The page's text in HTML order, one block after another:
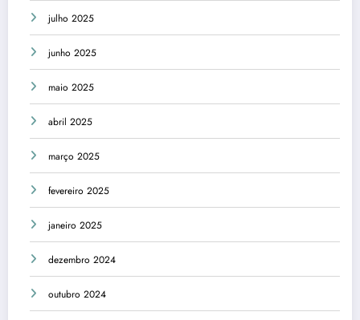
julho 2025
junho 2025
maio 2025
abril 2025
março 2025
fevereiro 2025
janeiro 2025
dezembro 2024
outubro 2024